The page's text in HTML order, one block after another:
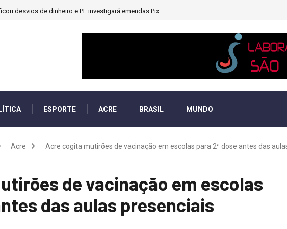
desvios de dinheiro e PF investigará emendas Pix
ESPORTE ACRE BRASIL MUNDO
Acre Acre cogita mutirões de vacinação em escolas para 2ª dose antes das aulas
de vacinação em escolas
das aulas presenciais